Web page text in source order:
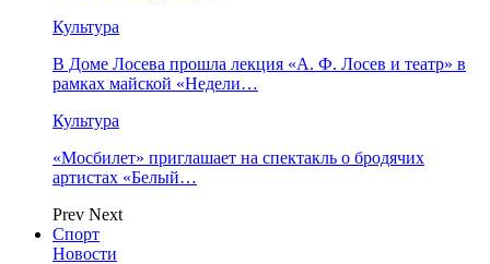
Культура
В Доме Лосева прошла лекция «А. Ф. Лосев и театр» в
рамках майской «Недели…
Культура
«Мосбилет» приглашает на спектакль о бродячих
артистах «Белый…
Prev Next
Спорт
Новости